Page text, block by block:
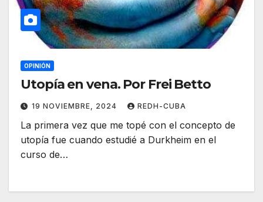
OPINIÓN
Utopía en vena. Por Frei Betto
19 NOVIEMBRE, 2024 REDH-CUBA
La primera vez que me topé con el concepto de
utopía fue cuando estudié a Durkheim en el
curso de…